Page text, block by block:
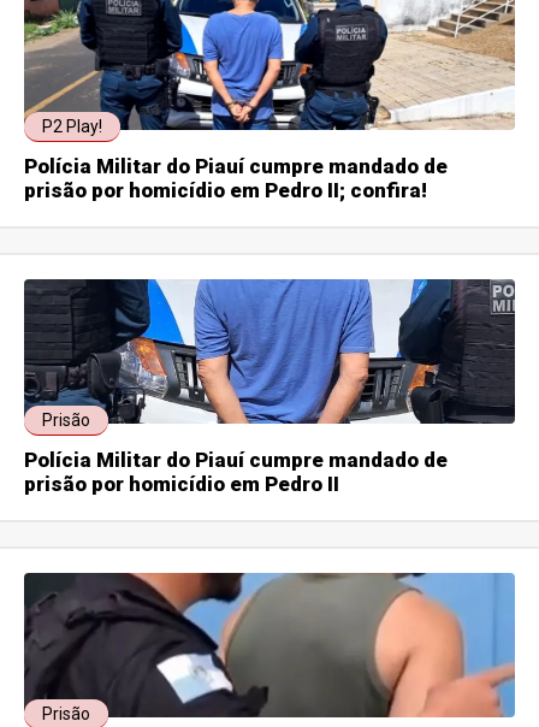
P2 Play!
Polícia Militar do Piauí cumpre mandado de
prisão por homicídio em Pedro II; confira!
Prisão
Polícia Militar do Piauí cumpre mandado de
prisão por homicídio em Pedro II
Prisão